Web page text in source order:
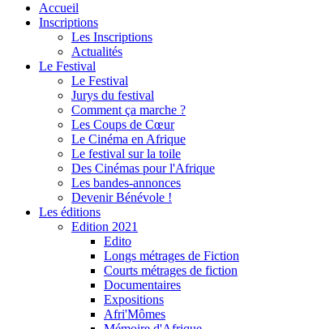
Accueil
Inscriptions
Les Inscriptions
Actualités
Le Festival
Le Festival
Jurys du festival
Comment ça marche ?
Les Coups de Cœur
Le Cinéma en Afrique
Le festival sur la toile
Des Cinémas pour l'Afrique
Les bandes-annonces
Devenir Bénévole !
Les éditions
Edition 2021
Edito
Longs métrages de Fiction
Courts métrages de fiction
Documentaires
Expositions
Afri'Mômes